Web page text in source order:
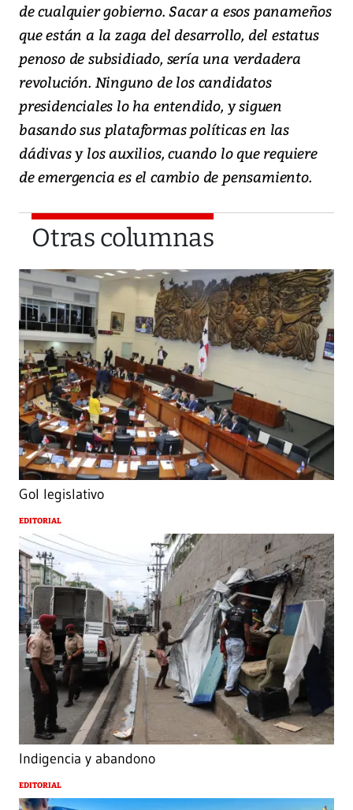
de cualquier gobierno. Sacar a esos panameños
que están a la zaga del desarrollo, del estatus
penoso de subsidiado, sería una verdadera
revolución. Ninguno de los candidatos
presidenciales lo ha entendido, y siguen
basando sus plataformas políticas en las
dádivas y los auxilios, cuando lo que requiere
de emergencia es el cambio de pensamiento.
Otras columnas
Gol legislativo
EDITORIAL
Indigencia y abandono
EDITORIAL